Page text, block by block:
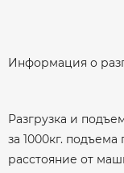
Информация о
Разгрузка и
за 1000кг.
расстояние от